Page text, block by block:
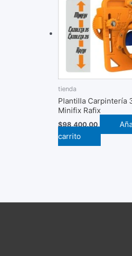
tienda
Plantilla Carpintería
Minifix Rafix
$98,400.00
carrito